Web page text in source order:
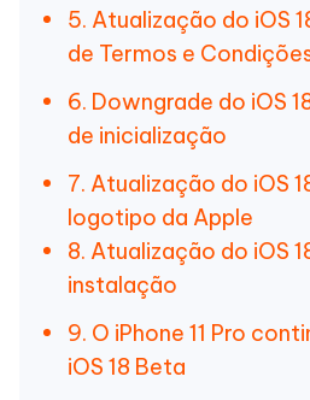
5. Atualização do iOS
de Termos e
6. Downgrade do iOS
de inicialização
7. Atualização do iOS
logotipo da Apple
8. Atualização do iOS
instalação
9. O iPhone 11 Pro
iOS 18 Beta